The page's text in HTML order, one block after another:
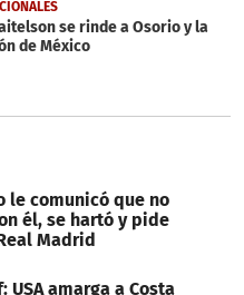
se rinde a Osorio y la
de México
le comunicó que no
él, se hartó y pide
Madrid
USA amarga a Costa